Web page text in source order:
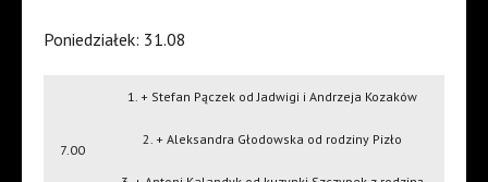
Poniedziałek: 31.08
7.00
1. + Stefan Pączek od Jadwigi i Andrzeja Kozaków
2. + Aleksandra Głodowska od rodziny Pizło